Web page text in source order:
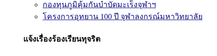
กองทุนภูมิคุ้มกันบำบัดมะเร็งจุฬาฯ
โครงการอุทยาน 100 ปี จุฬาลงกรณ์มหาวิทยาลัย
แจ้งเรื่องร้องเรียนทุจริต